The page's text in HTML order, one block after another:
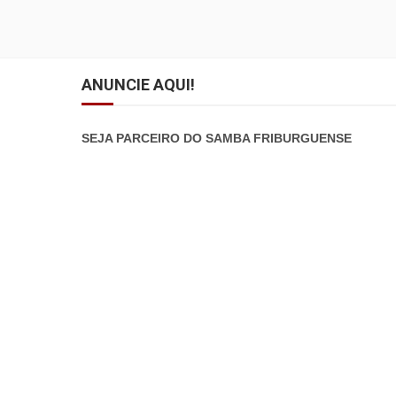
ANUNCIE AQUI!
SEJA PARCEIRO DO SAMBA FRIBURGUENSE